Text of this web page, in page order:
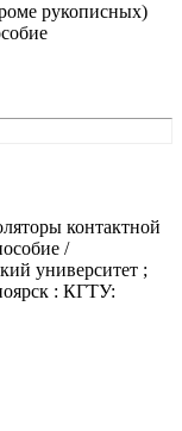
рукописных)
контактной
/
университет ;
: КГТУ: